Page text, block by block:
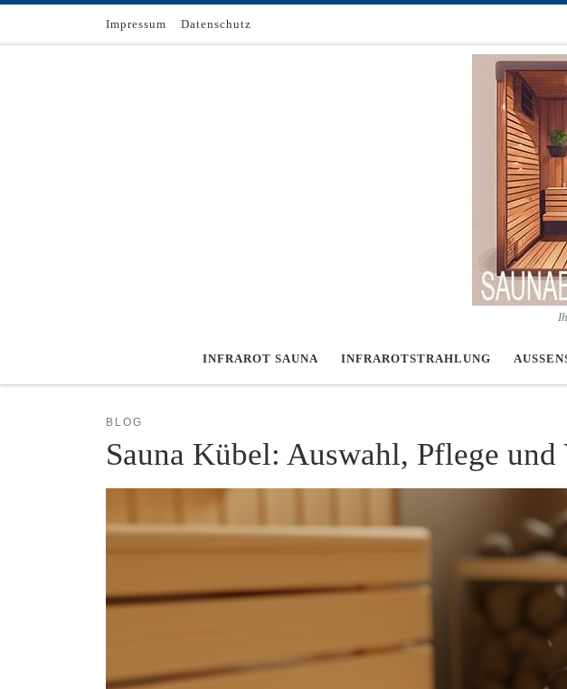
Zum Inhalt springenImpressum Datenschutz
INFRAROT SAUNA INFRAROTSTRAHLUNG
BLOG
Sauna Kübel: Auswahl, Pflege